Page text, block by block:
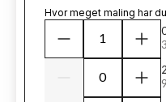
Hvor meget maling har